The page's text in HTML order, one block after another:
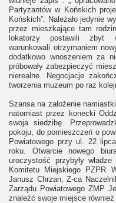
Partyzantów w Końskich
Końskich”. Należało jedynie
przez mieszkające tam
lokatorzy postawili zbyt
warunkowali otrzymaniem
dodatkowo wnoszeniem za
próbowały zabezpieczyć
nierealne. Negocjacje
tworzenia muzeum po raz
Szansa na założenie
natomiast przez konecki
swoja siedzibę.
pokoju, do pomieszczeń o
Powiatowego przy ul. 22
roku. Otwarcie nowego
uroczystość przybyły
Komitetu Miejskiego PZPR
Janusz Chrzan, Z-ca
Zarządu Powiatowego ZMP
znaleźć swoje miejsce